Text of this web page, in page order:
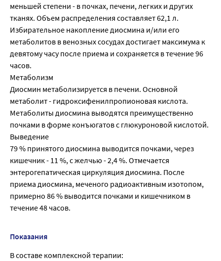
меньшей степени - в почках, печени, легких и других
тканях. Объем распределения составляет 62,1 л.
Избирательное накопление диосмина и/или его
метаболитов в венозных сосудах достигает максимума к
девятому часу после приема и сохраняется в течение 96
часов.
Метаболизм
Диосмин метаболизируется в печени. Основной
метаболит - гидроксифенилпропионовая кислота.
Метаболиты диосмина выводятся преимущественно
почками в форме конъюгатов с глюкуроновой кислотой.
Выведение
79 % принятого диосмина выводится почками, через
кишечник - 11 %, с желчью - 2,4 %. Отмечается
энтерогепатическая циркуляция диосмина. После
приема диосмина, меченого радиоактивным изотопом,
примерно 86 % выводится почками и кишечником в
течение 48 часов.
Показания
В составе комплексной терапии: